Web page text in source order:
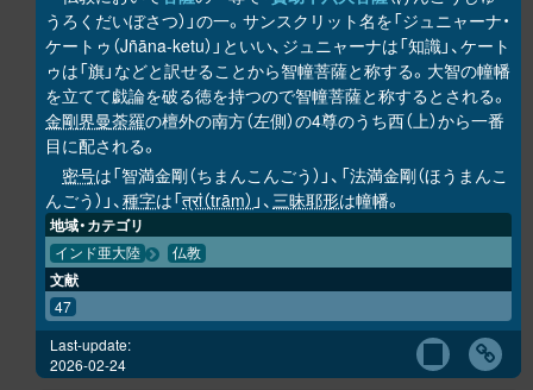
うろくだいぼさつ）」の一。サンスクリット名を「ジュニャーナ・
ケートゥ（Jñāna-ketu）」といい、ジュニャーナは「知識」、ケート
ゥは「旗」などと訳せることから智幢菩薩と称する。大智の幢幡
を立てて戯論を破る徳を持つので智幢菩薩と称するとされる。
金剛界曼荼羅の檀外の南方（左側）の4尊のうち西（上）から一番
目に配される。
密号は「智満金剛（ちまんこんごう）」、「法満金剛（ほうまんこ
んごう）」、種字は「त्रां（trāṃ） 」、三昧耶形は幢幡。
地域・カテゴリ
インド亜大陸 仏教
文献
47
Last-update:
2026-02-24